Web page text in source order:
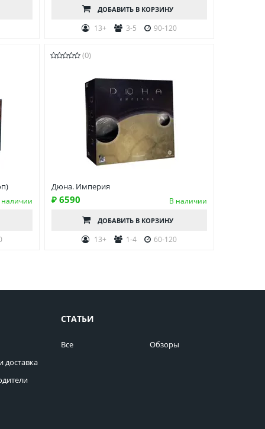
ДОБАВИТЬ В КОРЗИНУ
13+ 3-5 90-120
(0)
Дюна. Империя
₽ 6590 В наличии
ДОБАВИТЬ В КОРЗИНУ
13+ 1-4 60-120
доставка
СТАТЬИ
Все Обзоры